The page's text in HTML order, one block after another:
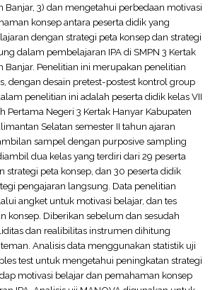
Banjar, 3) dan mengetahui perbedaan motivasi
konsep antara peserta didik yang
dengan strategi peta konsep dan strategi
dalam pembelajaran IPA di SMPN 3 Kertak
Banjar. Penelitian ini merupakan penelitian
dengan desain pretest-postest kontrol group
penelitian ini adalah peserta didik kelas VII
Pertama Negeri 3 Kertak Hanyar Kabupaten
Selatan semester II tahun ajaran
sampel dengan purposive sampling
dua kelas yang terdiri dari 29 peserta
strategi peta konsep, dan 30 peserta didik
pengajaran langsung. Data penelitian
angket untuk motivasi belajar, dan tes
konsep. Diberikan sebelum dan sesudah
dan realibilitas instrumen dihitung
Analisis data menggunakan statistik uji
test untuk mengetahui peningkatan strategi
motivasi belajar dan pemahaman konsep